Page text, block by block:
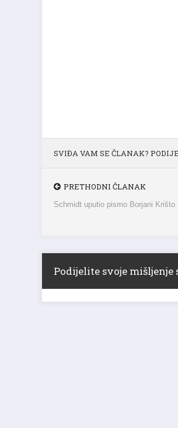
SVIĐA VAM SE ČLANAK?
PRETHODNI ČLANAK
Schmidt uputio pismo Borjani Krišto
Podijelite svoje